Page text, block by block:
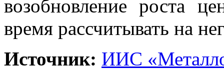
возобновление роста
время рассчитывать на
Источник: ИИС